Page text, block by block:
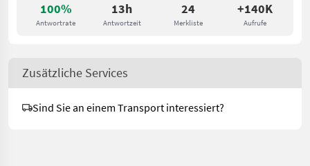
100%
Antwortrate
13h
Antwortzeit
24
Merkliste
+140K
Aufrufe
Zusätzliche Services
Sind Sie an einem Transport interessiert?